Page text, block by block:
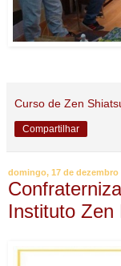
Curso de Zen
Compartilhar
domingo, 17 de dezembro
Instituto Zen